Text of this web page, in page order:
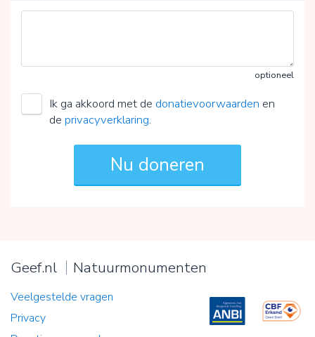
optioneel
Ik ga akkoord met de donatievoorwaarden en
de privacyverklaring.
Geef.nl Natuurmonumenten
Veelgestelde vragen
Privacy